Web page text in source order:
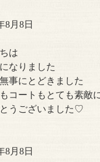
8月8日
は
なりました
事にとどきました
コートもとても素敵
うございました♡
8月8日